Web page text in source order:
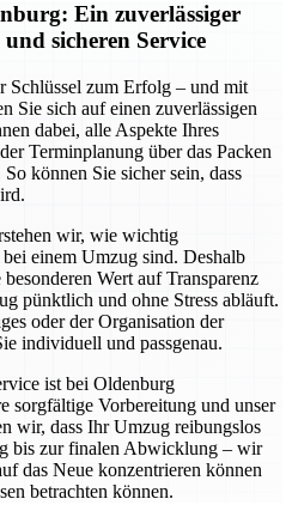
Ein zuverlässiger
sicheren Service
Schlüssel zum Erfolg – und mit
Sie sich auf einen zuverlässigen
dabei, alle Aspekte Ihres
Terminplanung über das Packen
können Sie sicher sein, dass
wir, wie wichtig
einem Umzug sind. Deshalb
Wert auf Transparenz
pünktlich und ohne Stress abläuft.
oder der Organisation der
individuell und passgenau.
ist bei Oldenburg
sorgfältige Vorbereitung und unser
wir, dass Ihr Umzug reibungslos
bis zur finalen Abwicklung – wir
das Neue konzentrieren können
betrachten können.